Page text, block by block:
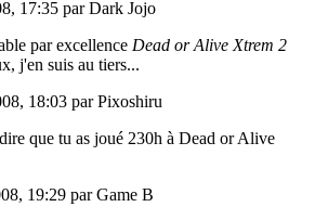
17:35 par Dark Jojo
par excellence Dead or Alive Xtrem 2
j'en suis au tiers...
18:03 par Pixoshiru
que tu as joué 230h à Dead or Alive
19:29 par Game B